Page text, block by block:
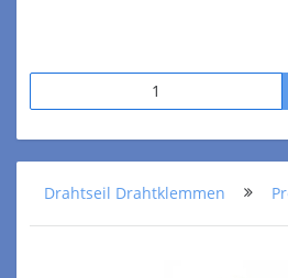
Drahtseil Drahtklemmen